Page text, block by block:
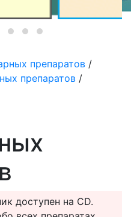
препаратов /
препаратов /
доступен на CD.